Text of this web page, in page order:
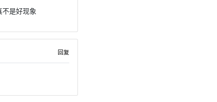
是好现象
回复